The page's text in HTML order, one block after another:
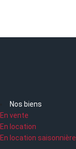
Nos biens
En vente
En location
En location saisonnière